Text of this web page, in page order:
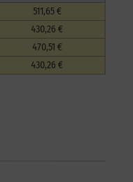
511,65 €
430,26 €
470,51 €
430,26 €